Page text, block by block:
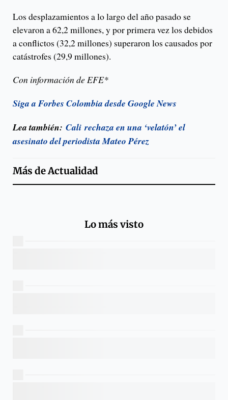
Los desplazamientos a lo largo del año pasado se
elevaron a 62,2 millones, y por primera vez los debidos
a conflictos (32,2 millones) superaron los causados por
catástrofes (29,9 millones).
Con información de EFE*
Siga a Forbes Colombia desde Google News
Lea también: Cali rechaza en una ‘velatón’ el
asesinato del periodista Mateo Pérez
Más deActualidad
Lo más visto